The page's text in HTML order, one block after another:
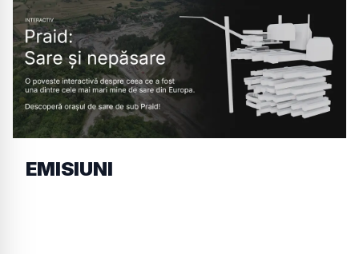
EMISIUNI